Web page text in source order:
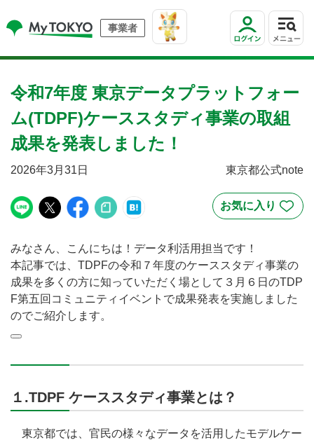
事業者
令和7年度 東京データプラットフォー
ム(TDPF)ケーススタディ事業の取組
成果を発表しました！
2026年3月31日 東京都公式note
みなさん、こんにちは！データ利活用担当です！
本記事では、TDPFの令和７年度のケーススタディ事業の
成果を多くの方に知っていただく場として３月６日のTDP
F第五回コミュニティイベントで成果発表を実施しました
のでご紹介します。
１.TDPF ケーススタディ事業とは？
東京都では、官民の様々なデータを活用したモデルケー